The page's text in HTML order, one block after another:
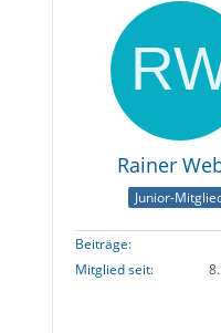
Rainer
Junior-
Beiträge
Mitglied seit